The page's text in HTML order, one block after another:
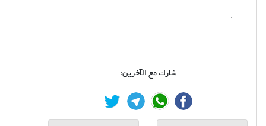
.
شارك مع الآخرين: